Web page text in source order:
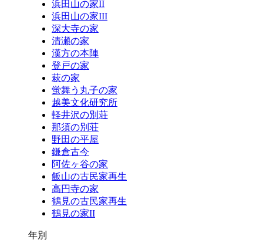
浜田山の家II
浜田山の家III
深大寺の家
清瀬の家
漢方の本陣
登戸の家
萩の家
蛍舞う丸子の家
越美文化研究所
軽井沢の別荘
那須の別荘
野田の平屋
鎌倉古今
阿佐ヶ谷の家
飯山の古民家再生
高円寺の家
鶴見の古民家再生
鶴見の家II
年別